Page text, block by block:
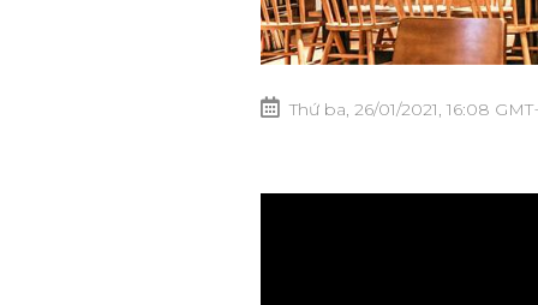
Thứ ba, 26/01/2021, 16:08